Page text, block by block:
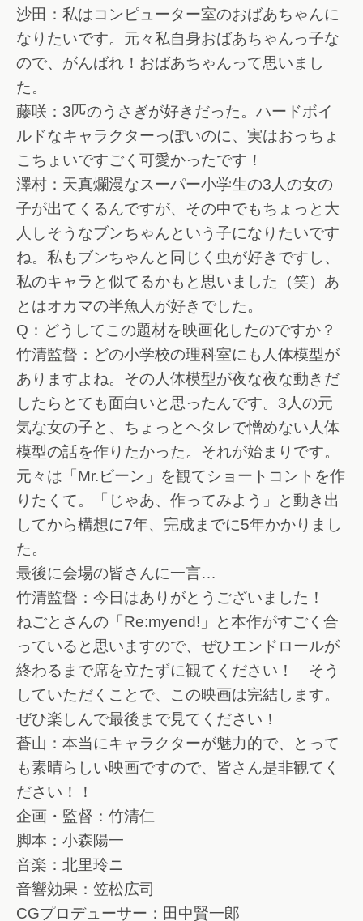
沙田：私はコンピューター室のおばあちゃんに
なりたいです。元々私自身おばあちゃんっ子な
ので、がんばれ！おばあちゃんって思いまし
た。
藤咲：3匹のうさぎが好きだった。ハードボイ
ルドなキャラクターっぽいのに、実はおっちょ
こちょいですごく可愛かったです！
澤村：天真爛漫なスーパー小学生の3人の女の
子が出てくるんですが、その中でもちょっと大
人しそうなブンちゃんという子になりたいです
ね。私もブンちゃんと同じく虫が好きですし、
私のキャラと似てるかもと思いました（笑）あ
とはオカマの半魚人が好きでした。
Q：どうしてこの題材を映画化したのですか？
竹清監督：どの小学校の理科室にも人体模型が
ありますよね。その人体模型が夜な夜な動きだ
したらとても面白いと思ったんです。3人の元
気な女の子と、ちょっとヘタレで憎めない人体
模型の話を作りたかった。それが始まりです。
元々は「Mr.ビーン」を観てショートコントを作
りたくて。「じゃあ、作ってみよう」と動き出
してから構想に7年、完成までに5年かかりまし
た。
最後に会場の皆さんに一言…
竹清監督：今日はありがとうございました！
ねごとさんの「Re:myend!」と本作がすごく合
っていると思いますので、ぜひエンドロールが
終わるまで席を立たずに観てください！ そう
していただくことで、この映画は完結します。
ぜひ楽しんで最後まで見てください！
蒼山：本当にキャラクターが魅力的で、とって
も素晴らしい映画ですので、皆さん是非観てく
ださい！！
企画・監督：竹清仁
脚本：小森陽一
音楽：北里玲ニ
音響効果：笠松広司
CGプロデューサー：田中賢一郎